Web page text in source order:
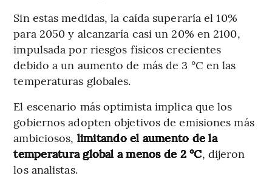
Sin estas medidas, la caída superaría el 10%
para 2050 y alcanzaría casi un 20% en 2100,
impulsada por riesgos físicos crecientes
debido a un aumento de más de 3 °C en las
temperaturas globales.
El escenario más optimista implica que los
gobiernos adopten objetivos de emisiones más
ambiciosos, limitando el aumento de la
temperatura global a menos de 2 °C, dijeron
los analistas.